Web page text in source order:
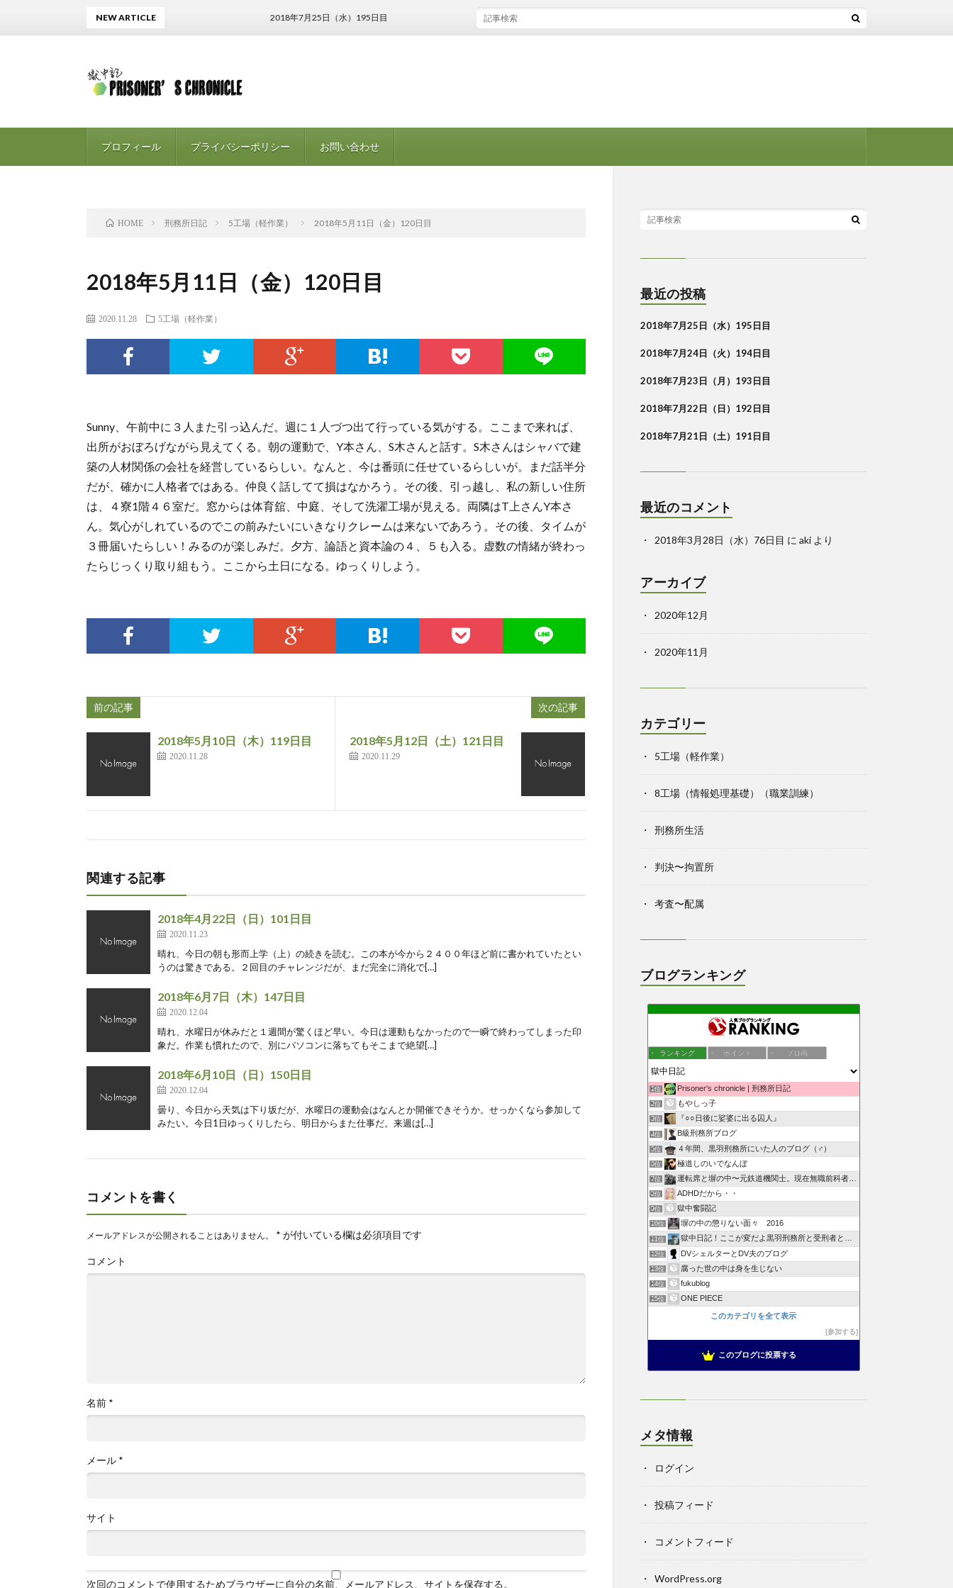
プロフィール プライバシーポリシー お問い合わせ
NEW ARTICLE 2018年7月25日（水）195日目
HOME 刑務所日記 5工場（軽作業） 2018年5月11日（金）120日目
2018年5月11日（金）120日目
2020.11.28 5工場（軽作業）
Sunny、午前中に３人また引っ込んだ。週に１人づつ出て行っている気がする。ここまで来れば、
出所がおぼろげながら見えてくる。朝の運動で、Y本さん、S木さんと話す。S木さんはシャバで建
築の人材関係の会社を経営しているらしい。なんと、今は番頭に任せているらしいが。まだ話半分
だが、確かに人格者ではある。仲良く話してて損はなかろう。その後、引っ越し、私の新しい住所
は、４寮1階４６室だ。窓からは体育舘、中庭、そして洗濯工場が見える。両隣はT上さんY本さ
ん。気心がしれているのでこの前みたいにいきなりクレームは来ないであろう。その後、タイムが
３冊届いたらしい！みるのが楽しみだ。夕方、論語と資本論の４、５も入る。虚数の情緒が終わっ
たらじっくり取り組もう。ここから土日になる。ゆっくりしよう。
前の記事
2018年5月10日（木）119日目
2020.11.28
次の記事
2018年5月12日（土）121日目
2020.11.29
関連する記事
2018年4月22日（日）101日目
2020.11.23
晴れ、今日の朝も形而上学（上）の続きを読む。この本が今から２４００年ほど前に書かれていたとい
うのは驚きである。２回目のチャレンジだが、まだ完全に消化で[…]
2018年6月7日（木）147日目
2020.12.04
晴れ、水曜日が休みだと１週間が驚くほど早い。今日は運動もなかったので一瞬で終わってしまった印
象だ。作業も慣れたので、別にパソコンに落ちてもそこまで絶望[…]
2018年6月10日（日）150日目
2020.12.04
曇り、今日から天気は下り坂だが、水曜日の運動会はなんとか開催できそうか。せっかくなら参加して
みたい。今日1日ゆっくりしたら、明日からまた仕事だ。来週は[…]
コメントを書く
メールアドレスが公開されることはありません。 * が付いている欄は必須項目です
コメント
名前 *
メール *
サイト
次回のコメントで使用するためブラウザーに自分の名前、メールアドレス、サイトを保存する。
最近の投稿
2018年7月25日（水）195日目
2018年7月24日（火）194日目
2018年7月23日（月）193日目
2018年7月22日（日）192日目
2018年7月21日（土）191日目
最近のコメント
2018年3月28日（水）76日目 に aki より
アーカイブ
2020年12月
2020年11月
カテゴリー
5工場（軽作業）
8工場（情報処理基礎）（職業訓練）
刑務所生活
判決〜拘置所
考査〜配属
ブログランキング
ランキング ポイント ブロ画
1位 Prisoner's chronicle | 刑務所日記
2位 もやしっ子
3位 『○○日後に娑婆に出る囚人』
4位 B級刑務所ブログ
5位 ４年間、黒羽刑務所にいた人のブログ（♂）
6位 極道しのいでなんぼ
7位 運転席と塀の中〜元鉄道機関士。現在無職前科者のブログ〜
8位 ADHDだから・・
9位 獄中奮闘記
10位 塀の中の懲りない面々 2016
11位 獄中日記！ここが変だよ黒羽刑務所と受刑者と刑務官
12位 DVシェルターとDV夫のブログ
13位 腐った世の中は身を生じない
14位 fukublog
15位 ONE PIECE
このカテゴリを全て表示
参加する
このブログに投票する
メタ情報
ログイン
投稿フィード
コメントフィード
WordPress.org